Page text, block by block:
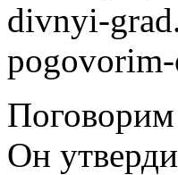
divnyi-
Он